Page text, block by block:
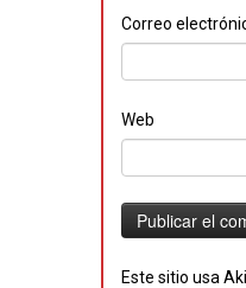
Correo
Web
Este sitio usa